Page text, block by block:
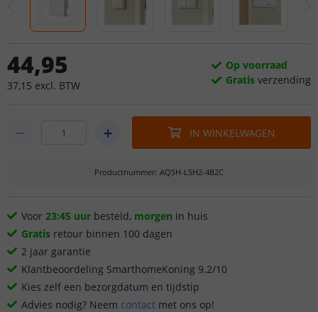
44,95
37,15 excl. BTW
Op voorraad
Gratis verzending
IN WINKELWAGEN
Productnummer: AQSH-LSH2-4B2C
Voor 23:45 uur besteld, morgen in huis
Gratis retour binnen 100 dagen
2 jaar garantie
Klantbeoordeling SmarthomeKoning 9.2/10
Kies zelf een bezorgdatum en tijdstip
Advies nodig? Neem contact met ons op!